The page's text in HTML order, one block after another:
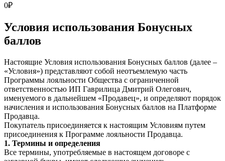
0₽
Условия использования Бонусных
баллов
Настоящие Условия использования Бонусных баллов (далее –
«Условия») представляют собой неотъемлемую часть
Программы лояльности Общества с ограниченной
ответственностью ИП Гаврилица Дмитрий Олегович,
именуемого в дальнейшем «Продавец», и определяют порядок
начисления и использования Бонусных баллов на Платформе
Продавца.
Покупатель присоединяется к настоящим Условиям путем
присоединения к Программе лояльности Продавца.
1. Термины и определения
Все термины, употребляемые в настоящем договоре с